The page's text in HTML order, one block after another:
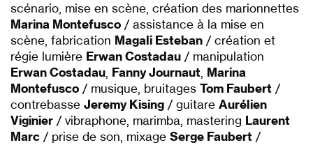
scénario, mise en scène, création des marionnettes
Marina Montefusco / assistance à la mise en
scène, fabrication Magali Esteban / création et
régie lumière Erwan Costadau / manipulation
Erwan Costadau, Fanny Journaut, Marina
Montefusco / musique, bruitages Tom Faubert /
contrebasse Jeremy Kising / guitare Aurélien
Viginier / vibraphone, marimba, mastering Laurent
Marc / prise de son, mixage Serge Faubert /